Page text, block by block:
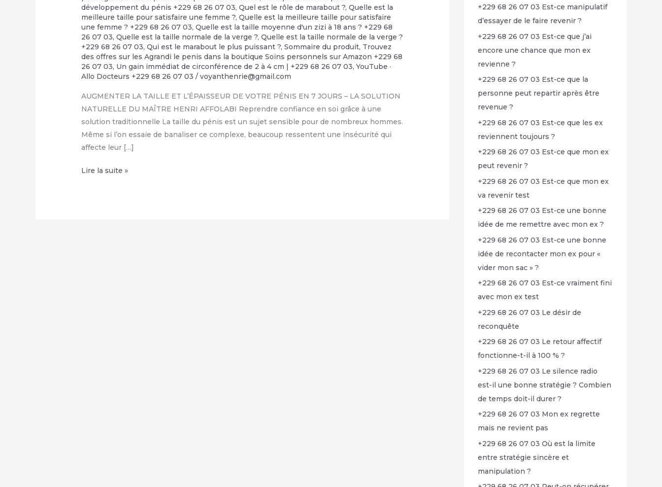
développement du pénis +229 68 26 07 03,Quel est le rôle de marabout ?,Quelle est la
meilleure taille pour satisfaire une femme ?,Quelle est la meilleure taille pour satisfaire
une femme ? +229 68 26 07 03,Quelle est la taille moyenne d'un zizi à 18 ans ? +229 68
26 07 03,Quelle est la taille normale de la verge ?,Quelle est la taille normale de la verge ?
+229 68 26 07 03,Qui est le marabout le plus puissant ?,Sommaire du produit, Trouvez
des offres sur les Agrandi le penis dans la boutique Soins personnels sur Amazon +229 68
26 07 03, Un gain immédiat de circonférence de 2 à 4 cm | +229 68 26 07 03,YouTube ·
Allo Docteurs +229 68 26 07 03 /voyanthenrie@gmail.com
AUGMENTER LA TAILLE ET L’ÉPAISSEUR DE VOTRE PÉNIS EN 7 JOURS – LA SOLUTION
NATURELLE DU MAÎTRE HENRI AFFOLABI Reprendre confiance en soi grâce à une
solution traditionnelle La taille du pénis est un sujet sensible pour de nombreux hommes.
Même si l’on essaie de banaliser ce complexe, beaucoup ressentent une insécurité qui
affecte leur […]
COMMENT
Lire la suite »
+229 68 26 07 03 Est-ce manipulatif
d’essayer de le faire revenir ?
+229 68 26 07 03 Est-ce que j’ai
encore une chance que mon ex
revienne ?
+229 68 26 07 03 Est-ce que la
personne peut repartir après être
revenue ?
+229 68 26 07 03 Est-ce que les ex
reviennent toujours ?
+229 68 26 07 03 Est-ce que mon ex
peut revenir ?
+229 68 26 07 03 Est-ce que mon ex
va revenir test
+229 68 26 07 03 Est-ce une bonne
idée de me remettre avec mon ex ?
+229 68 26 07 03 Est-ce une bonne
idée de recontacter mon ex pour «
vider mon sac » ?
+229 68 26 07 03 Est-ce vraiment fini
avec mon ex test
+229 68 26 07 03 Le désir de
reconquête
+229 68 26 07 03 Le retour affectif
fonctionne-t-il à 100 % ?
+229 68 26 07 03 Le silence radio
est-il une bonne stratégie ? Combien
de temps doit-il durer ?
+229 68 26 07 03 Mon ex regrette
mais ne revient pas
+229 68 26 07 03 Où est la limite
entre stratégie sincère et
manipulation ?